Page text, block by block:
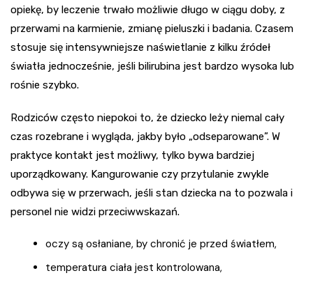
opiekę, by leczenie trwało możliwie długo w ciągu doby, z
przerwami na karmienie, zmianę pieluszki i badania. Czasem
stosuje się intensywniejsze naświetlanie z kilku źródeł
światła jednocześnie, jeśli bilirubina jest bardzo wysoka lub
rośnie szybko.
Rodziców często niepokoi to, że dziecko leży niemal cały
czas rozebrane i wygląda, jakby było „odseparowane”. W
praktyce kontakt jest możliwy, tylko bywa bardziej
uporządkowany. Kangurowanie czy przytulanie zwykle
odbywa się w przerwach, jeśli stan dziecka na to pozwala i
personel nie widzi przeciwwskazań.
oczy są osłaniane, by chronić je przed światłem,
temperatura ciała jest kontrolowana,